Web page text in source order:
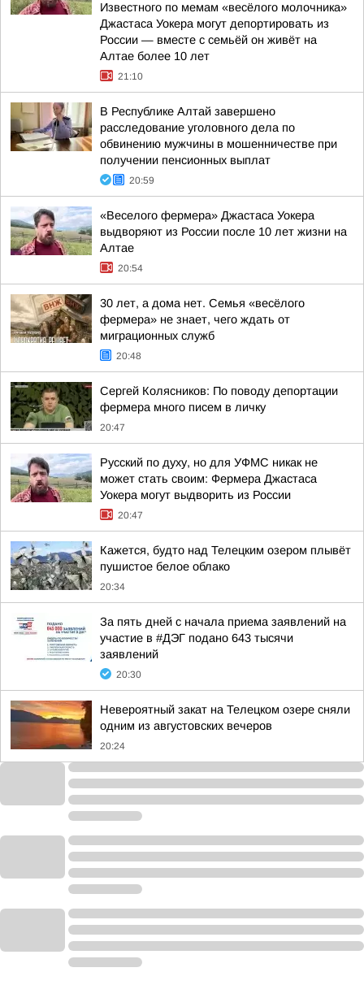
Известного по мемам «весёлого молочника»
Джастаса Уокера могут депортировать из
России — вместе с семьёй он живёт на
Алтае более 10 лет
21:10
В Республике Алтай завершено
расследование уголовного дела по
обвинению мужчины в мошенничестве при
получении пенсионных выплат
20:59
«Веселого фермера» Джастаса Уокера
выдворяют из России после 10 лет жизни на
Алтае
20:54
30 лет, а дома нет. Семья «весёлого
фермера» не знает, чего ждать от
миграционных служб
20:48
Сергей Колясников: По поводу депортации
фермера много писем в личку
20:47
Русский по духу, но для УФМС никак не
может стать своим: Фермера Джастаса
Уокера могут выдворить из России
20:47
Кажется, будто над Телецким озером плывёт
пушистое белое облако
20:34
За пять дней с начала приема заявлений на
участие в #ДЭГ подано 643 тысячи
заявлений
20:30
Невероятный закат на Телецком озере сняли
одним из августовских вечеров
20:24